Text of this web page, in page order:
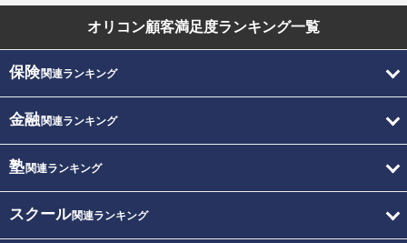
オリコン顧客満足度ランキング一覧
保険関連ランキング
金融関連ランキング
塾関連ランキング
スクール関連ランキング